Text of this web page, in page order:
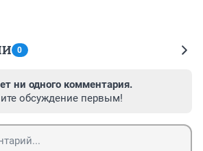
0
ни одного комментария.
обсуждение первым!